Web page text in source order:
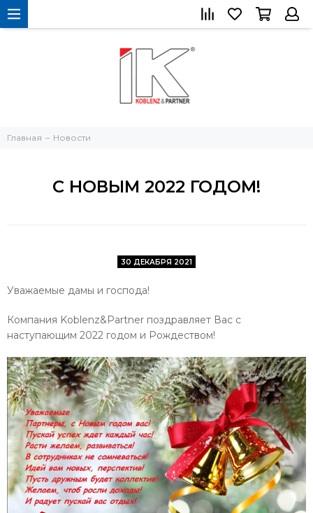
Главная Новости
С НОВЫМ 2022 ГОДОМ!
30 ДЕКАБРЯ 2021
Уважаемые дамы и господа!
Компания Koblenz&Partner поздравляет Вас с
наступающим 2022 годом и Рождеством!